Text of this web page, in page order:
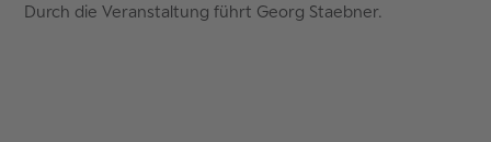
Durch die Veranstaltung führt Georg Staebner.